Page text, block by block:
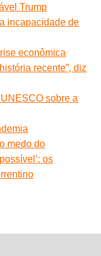
Trump
incapacidade de
econômica
recente”, diz
sobre a
medo do
os